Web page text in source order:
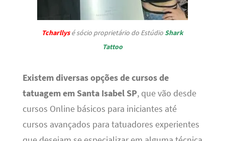
Tcharllysé sócio proprietário do Estúdio Shark
Tattoo
Existem diversas opções de cursos de
tatuagem em Santa Isabel SP, que vão desde
cursos Online básicos para iniciantes até
cursos avançados para tatuadores experientes